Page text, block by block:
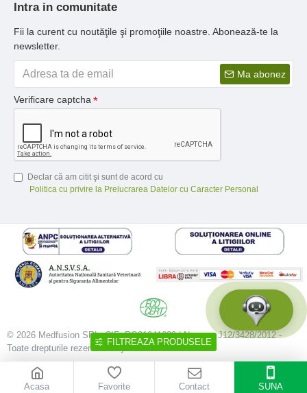
Intra in comunitate
Fii la curent cu noutăţile şi promoţiile noastre. Abonează-te la
newsletter.
Ma abonez
Verificare captcha
Declar că am citit şi sunt de acord cu
Politica cu privire la Prelucrarea Datelor cu Caracter Personal
© 2026 Medfusion SRL, CIF: RO31041639 | Nr. reg.: J12/3428/2012 -
Toate drepturile rezervate - by DevPro.ro
Acasa Favorite Contact SUNA
FILTREAZA PRODUSELE